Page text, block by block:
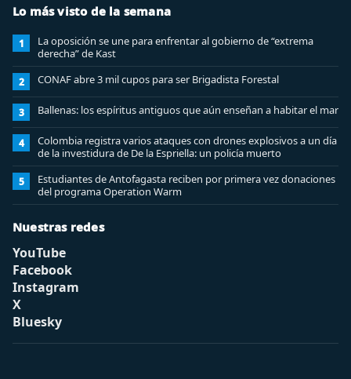
Lo más visto de la semana
1
La oposición se une para enfrentar al gobierno de “extrema
derecha” de Kast
2 CONAF abre 3 mil cupos para ser Brigadista Forestal
3 Ballenas: los espíritus antiguos que aún enseñan a habitar el mar
4
Colombia registra varios ataques con drones explosivos a un día
de la investidura de De la Espriella: un policía muerto
5
Estudiantes de Antofagasta reciben por primera vez donaciones
del programa Operation Warm
Nuestras redes
YouTube
Facebook
Instagram
X
Bluesky